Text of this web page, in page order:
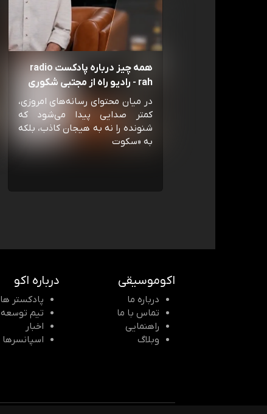
همه چیز درباره پادکست radio
rah - رادیو راه از مجتبی شکوری
در میان محتوای رسانه‌های امروزی،
کمتر صدایی پیدا می‌شود که
شنونده را نه به هیجان کاذب، بلکه
به «سکوت
اکوموسیقی
درباره ما
تماس با ما
راهنمایی
وبلاگ
درباره اکو
پادکستر ها
تیم توسعه
اخبار
اسپانسرها